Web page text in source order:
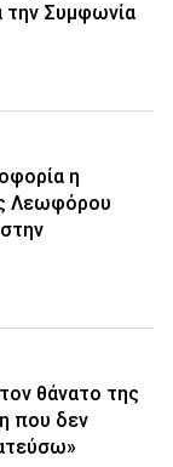
την Συμφωνία
η
Λεωφόρου
θάνατο της
που δεν